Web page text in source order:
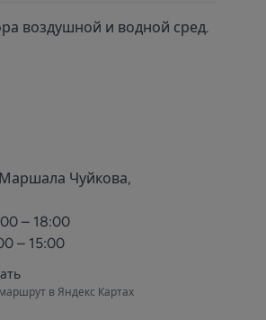
воздушной и водной сред.
Маршала Чуйкова,
– 18:00
– 15:00
в Яндекс Картах